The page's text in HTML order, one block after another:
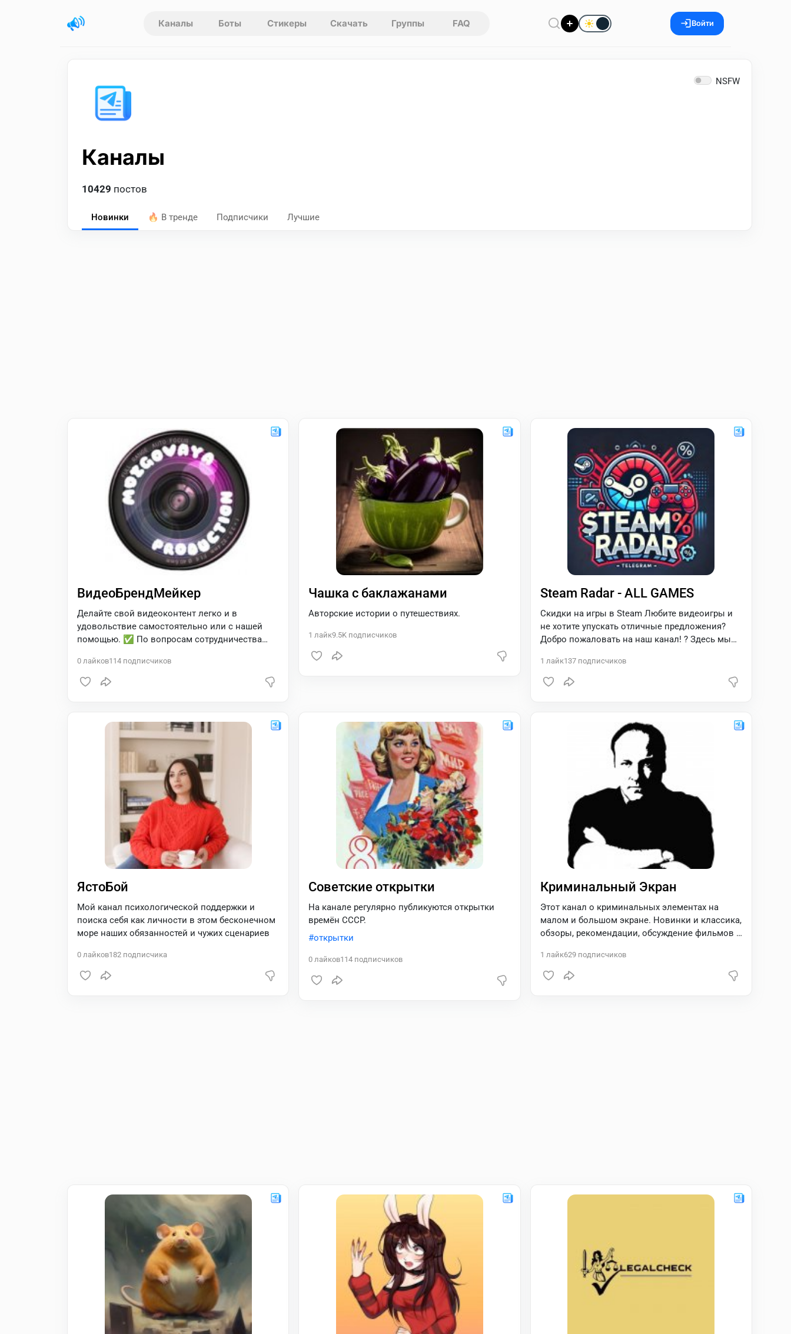
Каналы Боты Стикеры Скачать Группы FAQ Войти
NSFW
Каналы
10429 постов
Новинки 🔥 В тренде Подписчики Лучшие
ВидеоБрендМейкер
Делайте свой видеоконтент легко и в
удовольствие самостоятельно или с нашей
помощью. ✅ По вопросам сотрудничества
цикла.
0 лайков114 подписчиков
Чашка с баклажанами
Авторские истории о путешествиях.
1 лайк9.5K подписчиков
Steam Radar - ALL GAMES
Скидки на игры в Steam Любите видеоигры и
не хотите упускать отличные предложения?
Добро пожаловать на наш канал! ? Здесь мы
игры в Steam — каждый день, в режиме
реального времени!
1 лайк137подписчиков
ЯстоБой
Мой канал психологической поддержки и
поиска себя как личности в этом бесконечном
море наших обязанностей и чужих сценариев
0 лайков182 подписчика
Советские открытки
На канале регулярно публикуются открытки
времён СССР.
открытки
0 лайков114 подписчиков
Криминальный Экран
Этот канал о криминальных элементах на
малом и большом экране. Новинки и классика,
обзоры, рекомендации, обсуждение фильмов и
1 лайк629подписчиков